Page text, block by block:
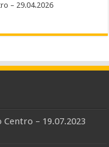
– 29.04.2026
Centro – 19.07.2023